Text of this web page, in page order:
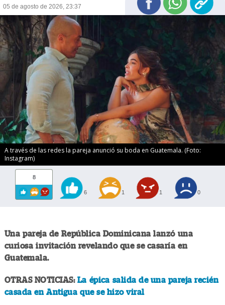
05 de agosto de 2026, 23:37
A través de las redes la pareja anunció su boda en Guatemala. (Foto:
Instagram)
8
6 1 1 0
Una pareja de República Dominicana lanzó una
curiosa invitación revelando que se casaría en
Guatemala.
OTRAS NOTICIAS: La épica salida de una pareja recién
casada en Antigua que se hizo viral